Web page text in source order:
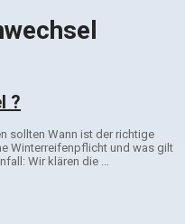
?
soll­ten Wann ist der richtige
Winterreifenpflicht und was gilt
Wir klären die …